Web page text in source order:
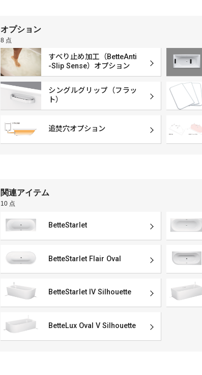
オプション
8 点
すべり止め加工（BetteAnti
-Slip Sense）オプション
シングルグリップ（フラッ
ト）
追焚穴オプション
関連アイテム
10 点
BetteStarlet
BetteStarlet Flair Oval
BetteStarlet IV Silhouette
BetteLux Oval V Silhouette